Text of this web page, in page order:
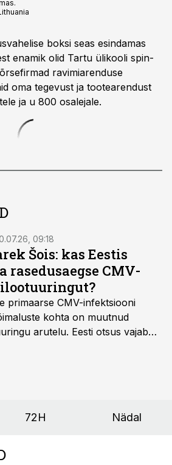
boksi seas esindamas
enamik olid Tartu ülikooli spin-
ravimiarenduse
oma tegevust ja tootearendust
ja u 800 osalejale.
09:18
Šois: kas Eestis
rasedusaegse CMV-
primaarse CMV-infektsiooni
kohta on muutnud
arutelu. Eesti otsus vajab
72H Nädal